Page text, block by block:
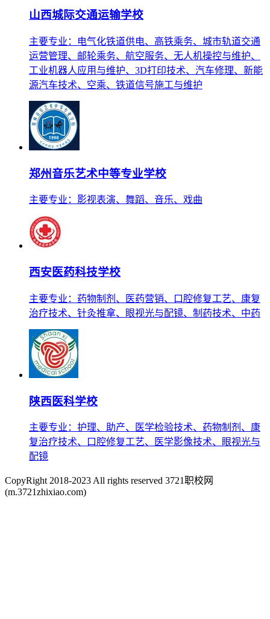
山西城际交通运输学校
主要专业：电气化铁道供电、高铁乘务、城市轨道交通
运营管理、邮轮乘务、航空服务、无人机操控与维护、
工业机器人应用与维护、3D打印技术、汽车修理、新能
源汽车技术、空乘、铁道信号施工与维护
郑州音乐艺术中等专业学校
主要专业：影视表演、舞蹈、音乐、戏曲
西安医药科技学校
主要专业：药物制剂、医药营销、口腔修复工艺、康复
治疗技术、针灸推拿、眼视光与配镜、制药技术、中药
陕西医科学校
主要专业：护理、助产、医学检验技术、药物制剂、康
复治疗技术、口腔修复工艺、医学影像技术、眼视光与
配镜
CopyRight 2018-2023 All rights reserved 3721职校网
(m.3721zhixiao.com)